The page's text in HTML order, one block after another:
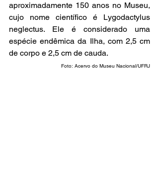
aproximadamente 150 anos no Museu,
cujo nome científico é Lygodactylus
neglectus. Ele é considerado uma
espécie endêmica da Ilha, com 2,5 cm
de corpo e 2,5 cm de cauda.
Foto: Acervo do Museu Nacional/UFRJ